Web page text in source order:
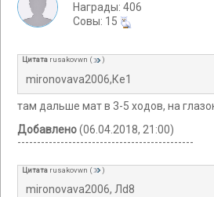
Награды: 406
Cовы: 15
Цитата rusakovwn ( )
mironovava2006,Ке1
там дальше мат в 3-5 ходов, на
Добавлено(06.04.2018, 21:00)
---------------------------------------------
Цитата rusakovwn ( )
mironovava2006, Лd8